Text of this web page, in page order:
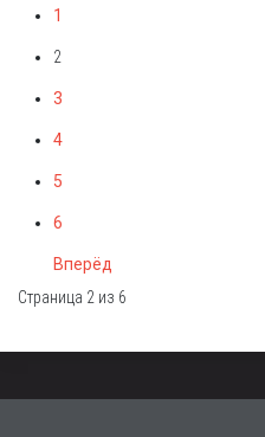
1
2
3
4
5
6
Вперёд
Страница 2 из 6